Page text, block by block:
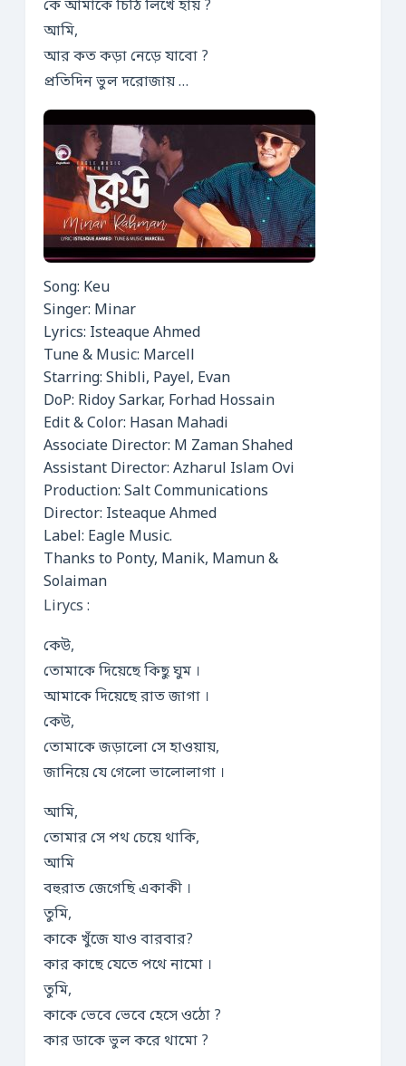
কে আমাকে চিঠি লিখে হায় ?
আমি,
আর কত কড়া নেড়ে যাবো ?
প্রতিদিন ভুল দরোজায় …
Song: Keu
Singer: Minar
Lyrics: Isteaque Ahmed
Tune & Music: Marcell
Starring: Shibli, Payel, Evan
DoP: Ridoy Sarkar, Forhad Hossain
Edit & Color: Hasan Mahadi
Associate Director: M Zaman Shahed
Assistant Director: Azharul Islam Ovi
Production: Salt Communications
Director: Isteaque Ahmed
Label: Eagle Music.
Thanks to Ponty, Manik, Mamun &
Solaiman
Lirycs :
কেউ,
তোমাকে দিয়েছে কিছু ঘুম ।
আমাকে দিয়েছে রাত জাগা ।
কেউ,
তোমাকে জড়ালো সে হাওয়ায়,
জানিয়ে যে গেলো ভালোলাগা ।
আমি,
তোমার সে পথ চেয়ে থাকি,
আমি
বহুরাত জেগেছি একাকী ।
তুমি,
কাকে খুঁজে যাও বারবার?
কার কাছে যেতে পথে নামো ।
তুমি,
কাকে ভেবে ভেবে হেসে ওঠো ?
কার ডাকে ভুল করে থামো ?